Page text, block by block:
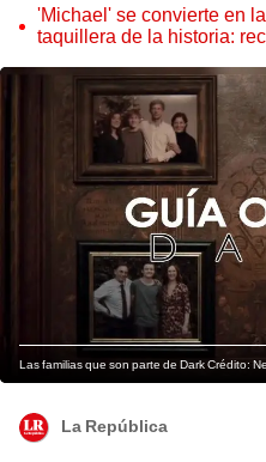
'Michael' se convierte en
taquillera de la historia:
Las familias que son parte de Dark Crédito:
La República